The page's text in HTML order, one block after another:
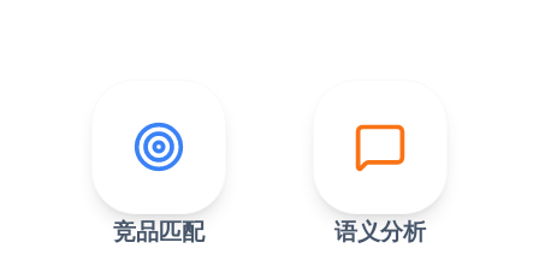
竞品匹配 语义分析